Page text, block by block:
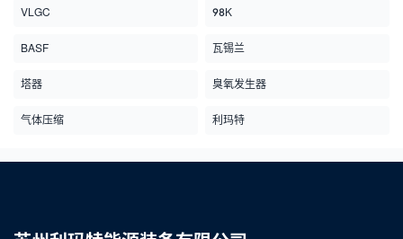
VLGC 98K
BASF 瓦锡兰
塔器 臭氧发生器
气体压缩 利玛特